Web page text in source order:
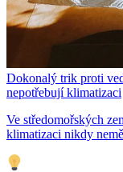
Dokonalý trik proti
nepotřebují klimatizaci
Ve středomořských
klimatizaci nikdy